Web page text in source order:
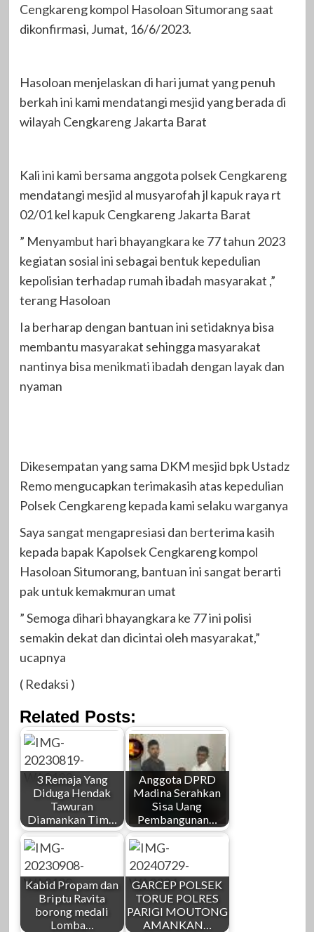
Cengkareng kompol Hasoloan Situmorang saat
dikonfirmasi, Jumat, 16/6/2023.
Hasoloan menjelaskan di hari jumat yang penuh
berkah ini kami mendatangi mesjid yang berada di
wilayah Cengkareng Jakarta Barat
Kali ini kami bersama anggota polsek Cengkareng
mendatangi mesjid al musyarofah jl kapuk raya rt
02/01 kel kapuk Cengkareng Jakarta Barat
” Menyambut hari bhayangkara ke 77 tahun 2023
kegiatan sosial ini sebagai bentuk kepedulian
kepolisian terhadap rumah ibadah masyarakat ,”
terang Hasoloan
Ia berharap dengan bantuan ini setidaknya bisa
membantu masyarakat sehingga masyarakat
nantinya bisa menikmati ibadah dengan layak dan
nyaman
Dikesempatan yang sama DKM mesjid bpk Ustadz
Remo mengucapkan terimakasih atas kepedulian
Polsek Cengkareng kepada kami selaku warganya
Saya sangat mengapresiasi dan berterima kasih
kepada bapak Kapolsek Cengkareng kompol
Hasoloan Situmorang, bantuan ini sangat berarti
pak untuk kemakmuran umat
” Semoga dihari bhayangkara ke 77 ini polisi
semakin dekat dan dicintai oleh masyarakat,”
ucapnya
( Redaksi )
Related Posts:
3 Remaja Yang
Diduga Hendak
Tawuran
Diamankan Tim…
Anggota DPRD
Madina Serahkan
Sisa Uang
Pembangunan…
Kabid Propam dan
Briptu Ravita
borong medali
Lomba…
GARCEP POLSEK
TORUE POLRES
PARIGI MOUTONG
AMANKAN…